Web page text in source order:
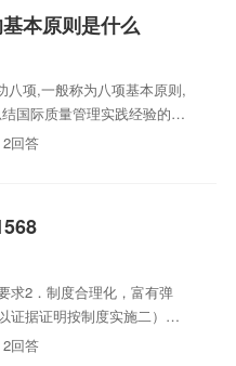
本原则是什么
八项,一般称为八项基本原则,
国际质量管理实践经验的基
言所表述的质量的最基本、
2回答
求2．制度合理化，富有弹
证据证明按制度实施二）实
必严4．违法必究5．有据
2回答